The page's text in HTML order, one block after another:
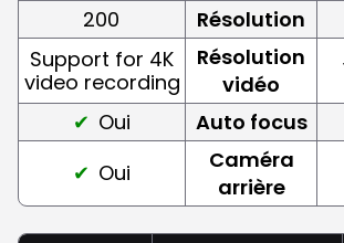
200
Résolution
Support for 4K
video recording
Résolution
vidéo
Oui
Auto focus
Oui
Caméra
arrière